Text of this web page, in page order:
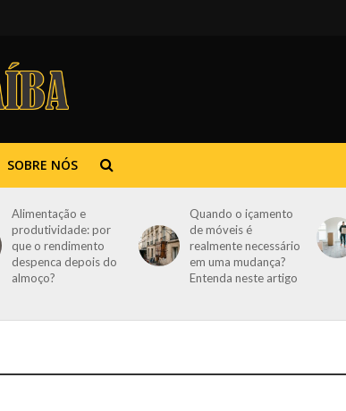
SOBRE NÓS
Alimentação e
produtividade: por
que o rendimento
despenca depois do
almoço?
Quando o içamento
de móveis é
realmente necessário
em uma mudança?
Entenda neste artigo